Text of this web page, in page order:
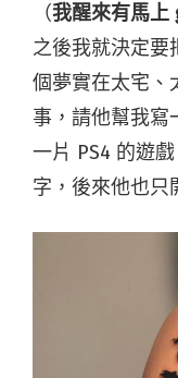
（我醒來有馬上
之後我就決定要
個夢實在太宅、
事，請他幫我寫
一片 PS4 的遊
字，後來他也只